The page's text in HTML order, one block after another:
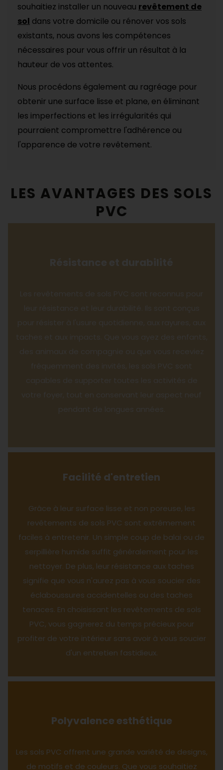
souhaitiez installer un nouveau revêtement de
sol dans votre domicile ou rénover vos sols
existants, nous avons les compétences
nécessaires pour vous offrir un résultat à la
hauteur de vos attentes.
Nous procédons également au ragréage pour
obtenir une surface lisse et plane, en éliminant
les imperfections et les irrégularités qui
pourraient compromettre l'adhérence ou
l'apparence de votre revêtement.
LES AVANTAGES DES SOLS
PVC
Facilité d'entretien
Grâce à leur surface lisse et non poreuse, les
revêtements de sols PVC sont extrêmement
faciles à entretenir. Un simple coup de balai ou de
serpillière humide suffit généralement pour les
nettoyer. De plus, leur résistance aux taches
signifie que vous n'aurez pas à vous soucier des
éclaboussures accidentelles ou des taches
tenaces. En choisissant les revêtements de sols
PVC, vous gagnerez du temps précieux pour
profiter de votre intérieur sans avoir à vous soucier
d'un entretien fastidieux.
Polyvalence esthétique
Les sols PVC offrent une grande variété de designs,
de motifs et de couleurs. Que vous souhaitiez